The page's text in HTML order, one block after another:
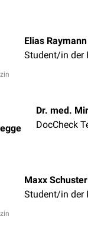
Elias Raymann
Maxx Schuster